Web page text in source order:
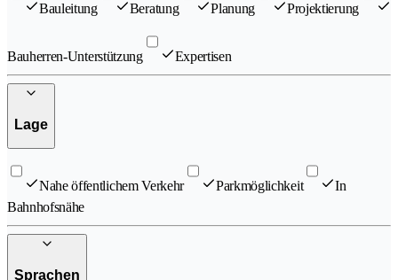
Bauleitung Beratung Planung Projektierung
Bauherren-Unterstützung Expertisen
Lage
Nahe öffentlichem Verkehr Parkmöglichkeit
In
Bahnhofsnähe
Sprachen